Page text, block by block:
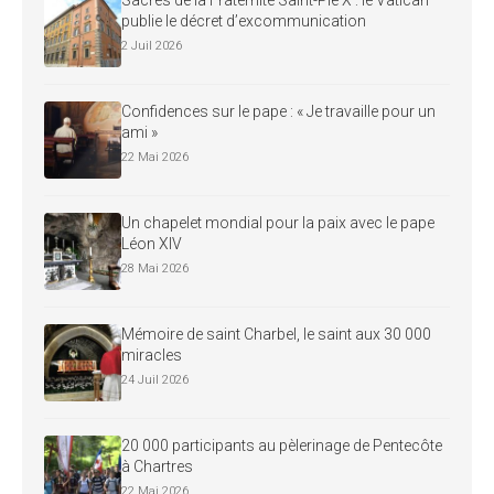
publie le décret d’excommunication
2 Juil 2026
Confidences sur le pape : « Je travaille pour un
ami »
22 Mai 2026
Un chapelet mondial pour la paix avec le pape
Léon XIV
28 Mai 2026
Mémoire de saint Charbel, le saint aux 30 000
miracles
24 Juil 2026
20 000 participants au pèlerinage de Pentecôte
à Chartres